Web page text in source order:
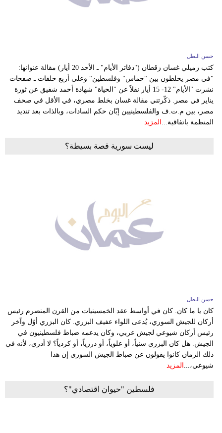
إعلام
تعليم
مرأة
حسن البطل
كتب زميلي غسان زقطان ("دفاتر الأيام" ـ الأحد 20 أيار) مقالة عنوانها:
"في مصر يخلطون بين "حماس" وفلسطين" وعلى أربع حلقات ـ صفحات
نشرت "الأيام" 12- 15 أيار نقلاً عن "الحياة" شهادة أحمد شفيق عن ثورة
يناير في مصر. ذكّرتني مقالة غسان بخلط مصري، في الأقل في صحف
مصر، بين م.ت.ف والفلسطينيين إبّان حكم السادات، وبالذات بعد تنديد
المنظمة باتفاقية... المزيد
ليست سورية قصة بسيطة؟
حسن البطل
كان يا ما كان. كان في أواسط عقد الخمسينيات من القرن المنصرم رئيس
أركان للجيش السوري، يُدعى اللواء عفيف البزري. كان البزري أوّل وآخر
رئيس أركان شيوعي لجيش عربي، وكان يدعمه ضباط فلسطينيون في
الجيش. هل كان البزري سنياً، أو علوياً، أو درزياً، أو كردياً؟ لا أدري، لأنه في
ذلك الزمان كانوا يقولون عن ضباط الجيش السوري إن هذا
شيوعي،... المزيد
فلسطين "حيوان اقتصادي"؟